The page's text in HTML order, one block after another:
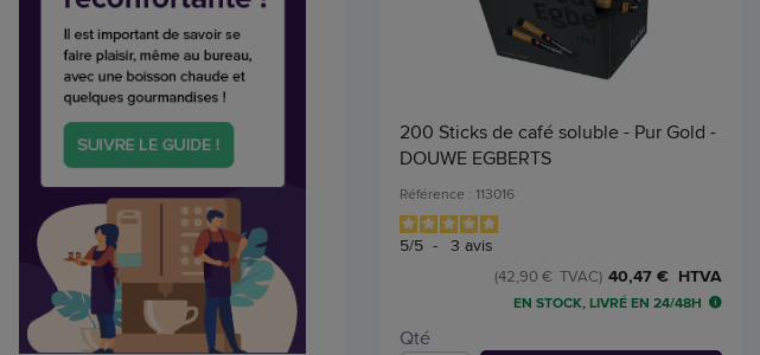
200 Sticks de café soluble - Pur Gold -
DOUWE EGBERTS
Référence : 113016
5/5 - 3 avis
40,47 € HTVA
(42,90 € TVAC)
EN STOCK, LIVRÉ EN 24/48H
Qté